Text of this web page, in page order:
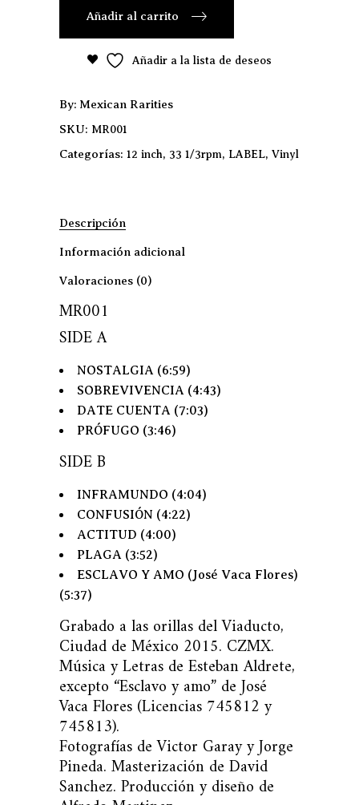
quantityAñadir al carrito
Añadir a la lista de deseos
By Mexican Rarities
SKU: MR001
Categorías: 12 inch, 33 1/3rpm, LABEL, Vinyl
Descripción
Información adicional
Valoraciones (0)
MR001
SIDE A
NOSTALGIA (6:59)
SOBREVIVENCIA (4:43)
DATE CUENTA (7:03)
PRÓFUGO (3:46)
SIDE B
INFRAMUNDO (4:04)
CONFUSIÓN (4:22)
ACTITUD (4:00)
PLAGA (3:52)
ESCLAVO Y AMO (José Vaca Flores)
(5:37)
Grabado a las orillas del Viaducto,
Ciudad de México 2015. CZMX.
Música y Letras de Esteban Aldrete,
excepto “Esclavo y amo” de José
Vaca Flores (Licencias 745812 y
745813).
Fotografías de Victor Garay y Jorge
Pineda. Masterización de David
Sanchez. Producción y diseño de